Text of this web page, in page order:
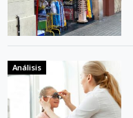
Análisis